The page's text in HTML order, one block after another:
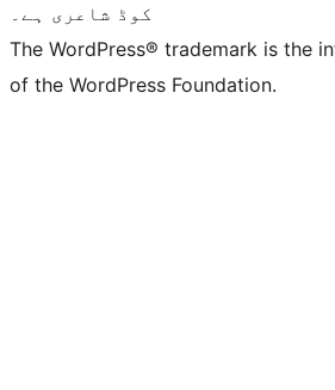
کوڈ شاعری ہے۔
The WordPress® trademark is the
of the WordPress Foundation.